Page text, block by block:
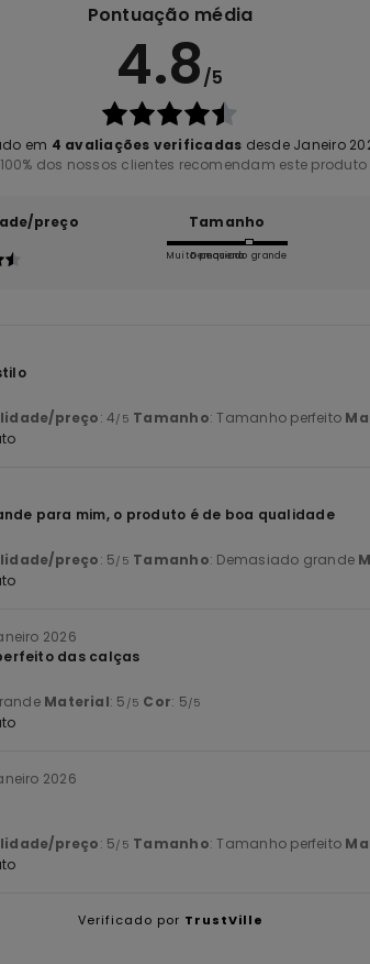
Pontuação média
4.8/5
em 4 avaliações verificadas desde Janeiro
100% dos nossos clientes recomendam este produto
preço
Tamanho
Muito pequeno
Demasiado grande
preço: 4/5 Tamanho: Tamanho perfeito
para mim, o produto é de boa qualidade
preço: 5/5 Tamanho: Demasiado grande
2026
das calças
Material: 5 /5 Cor: 5/5
2026
preço: 5/5 Tamanho: Tamanho perfeito
Verificado por TrustVille